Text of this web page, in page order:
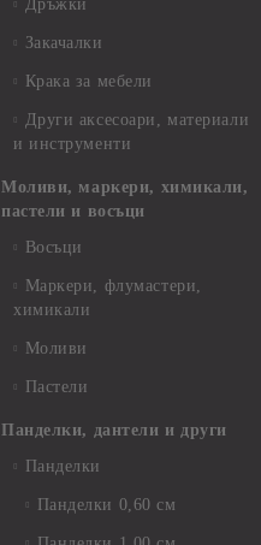
Дръжки
Закачалки
Крака за мебели
Други аксесоари, материали
и инструменти
Моливи, маркери, химикали,
пастели и восъци
Восъци
Маркери, флумастери,
химикали
Моливи
Пастели
Панделки, дантели и други
Панделки
Панделки 0,60 см